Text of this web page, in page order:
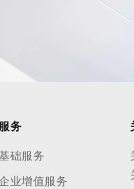
服务
础服务
业增值服务